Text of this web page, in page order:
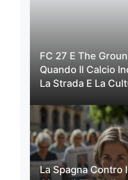
FC 27 E The
Quando Il Calcio
La Strada E La
La Spagna Contro